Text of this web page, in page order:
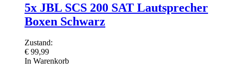
5x JBL SCS 200 SAT Lautsprecher
Boxen Schwarz
Zustand:
€ 99,99
In Warenkorb